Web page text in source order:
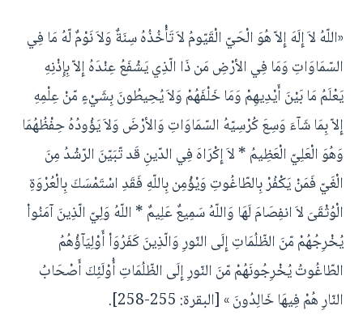
«اللّهُ لاَ إِلَهَ إِلاّ هُوَ الْحَيّ الْقَيّومُ لاَ تَأْخُذُهُ سِنَةٌ وَلاَ نَوْمٌ لّهُ مَا فِي
السّمَاوَاتِ وَمَا فِي الأرْضِ مَن ذَا الّذِي يَشْفَعُ عِنْدَهُ إِلاّ بِإِذْنِهِ
يَعْلَمُ مَا بَيْنَ أَيْدِيهِمْ وَمَا خَلْفَهُمْ وَلاَ يُحِيطُونَ بِشَيْءٍ مّنْ عِلْمِهِ
إِلاّ بِمَا شَآءَ وَسِعَ كُرْسِيّهُ السّمَاوَاتِ وَالأرْضَ وَلاَ يَؤُودُهُ حِفْظُهُمَا
وَهُوَ الْعَلِيّ الْعَظِيمُ * لاَ إِكْرَاهَ فِي الدّينِ قَد تّبَيّنَ الرّشْدُ مِنَ
الْغَيّ فَمَنْ يَكْفُرْ بِالطّاغُوتِ وَيْؤْمِن بِاللّهِ فَقَدِ اسْتَمْسَكَ بِالْعُرْوَةِ
الْوُثْقَىَ لاَ انفِصَامَ لَهَا وَاللّهُ سَمِيعٌ عَلِيمٌ * اللّهُ وَلِيّ الّذِينَ آمَنُواْ
يُخْرِجُهُمْ مّنَ الظّلُمَاتِ إِلَى النّورِ وَالّذِينَ كَفَرُوَاْ أَوْلِيَآؤُهُمُ
الطّاغُوتُ يُخْرِجُونَهُمْ مّنَ النّورِ إِلَى الظّلُمَاتِ أُوْلَئِكَ أَصْحَابُ
النّارِ هُمْ فِيهَا خَالِدُونَ » [البقرة: 255-258].